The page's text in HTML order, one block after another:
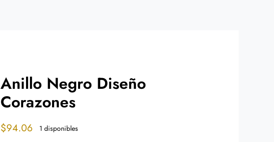
Anillo Negro Diseño
Corazones
$94.06 1 disponibles